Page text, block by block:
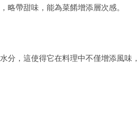
略帶甜味，能為菜餚增添層次感。
分，這使得它在料理中不僅增添風味